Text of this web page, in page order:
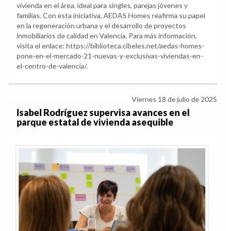
vivienda en el área, ideal para singles, parejas jóvenes y
familias. Con esta iniciativa, AEDAS Homes reafirma su papel
en la regeneración urbana y el desarrollo de proyectos
inmobiliarios de calidad en Valencia. Para más información,
visita el enlace: https://biblioteca.cibeles.net/aedas-homes-
pone-en-el-mercado-21-nuevas-y-exclusivas-viviendas-en-
el-centro-de-valencia/.
Viernes 18 de julio de 2025
Isabel Rodríguez supervisa avances en el
parque estatal de vivienda asequible